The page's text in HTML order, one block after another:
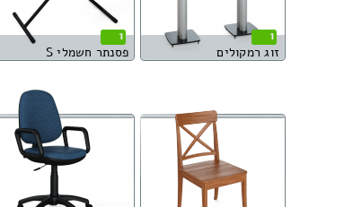
1
זוג רמקולים
1
פסנתר חשמלי S